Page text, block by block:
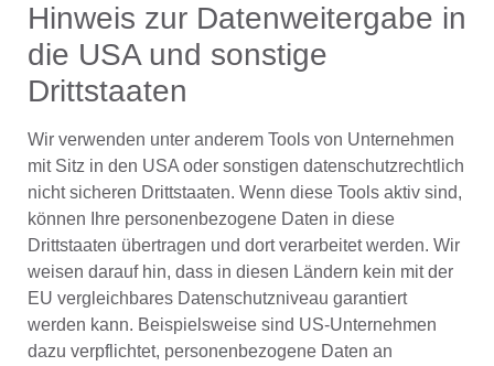
Hinweis zur Datenweitergabe in
die USA und sonstige
Drittstaaten
Wir verwenden unter anderem Tools von Unternehmen
mit Sitz in den USA oder sonstigen datenschutzrechtlich
nicht sicheren Drittstaaten. Wenn diese Tools aktiv sind,
können Ihre personenbezogene Daten in diese
Drittstaaten übertragen und dort verarbeitet werden. Wir
weisen darauf hin, dass in diesen Ländern kein mit der
EU vergleichbares Datenschutzniveau garantiert
werden kann. Beispielsweise sind US-Unternehmen
dazu verpflichtet, personenbezogene Daten an